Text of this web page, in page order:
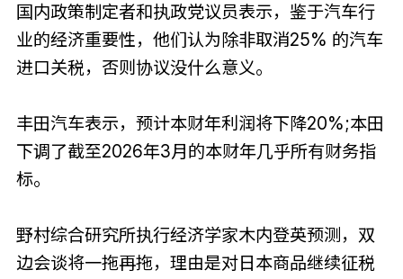
国内政策制定者和执政党议员表示，鉴于汽车行
业的经济重要性，他们认为除非取消25% 的汽车
进口关税，否则协议没什么意义。
丰田汽车表示，预计本财年利润将下降20%;本田
下调了截至2026年3月的本财年几乎所有财务指
标。
野村综合研究所执行经济学家木内登英预测，双
边会谈将一拖再拖，理由是对日本商品继续征税